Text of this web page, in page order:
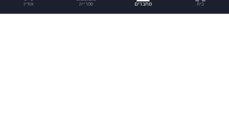
בית מחברים ספרייה אודיו